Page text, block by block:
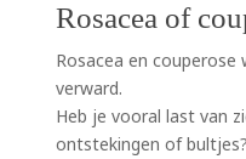
Rosacea of
Rosacea en
verward.
Heb je vooral last van
ontstekingen of bultjes?